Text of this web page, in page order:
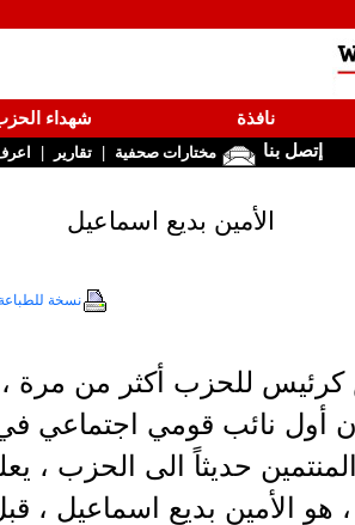
نافذة شهداء
إتصل بنا مختارات صحفية | تقارير |
الأمين بديع اسماعيل
نسخة
كرئيس للحزب أكثر من مرة
أول نائب قومي اجتماعي
حديثاً الى الحزب ،
هو الأمين بديع اسماعيل ،